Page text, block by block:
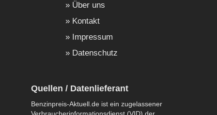
Über uns
Kontakt
Impressum
Datenschutz
Quellen / Datenlieferant
Benzinpreis-Aktuell.de ist ein zugelassener